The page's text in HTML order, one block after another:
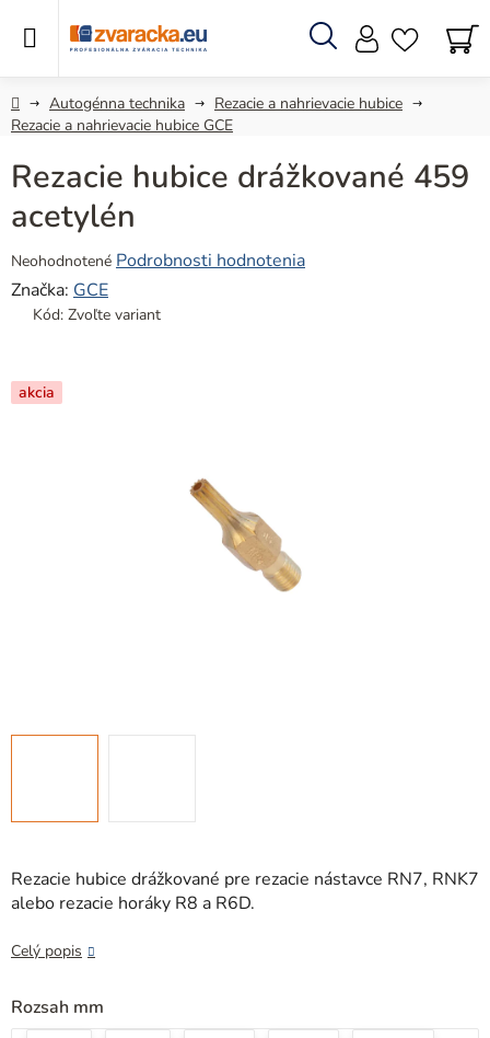
Hľadať
DomovAutogénna technika
Rezacie a nahrievacie hubice
Rezacie a nahrievacie hubice GCE
Rezacie hubice drážkované pre rezacie nástavce RN7, RNK7
alebo rezacie horáky R8 a R6D.
Celý popis
Rozsah mm
Rezacie hubice drážkované 459
acetylén
Priemerné
hodnotenie
produktu
z
5
Neohodnotené Podrobnosti hodnotenia
Značka: GCE
Kód: Zvoľte variant
akcia